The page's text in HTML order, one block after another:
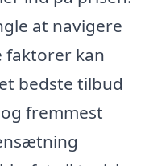
at navigere
faktorer kan
bedste tilbud
fremmest